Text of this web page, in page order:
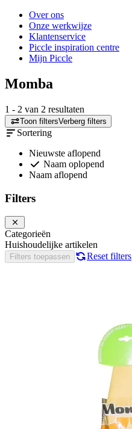
Over ons
Onze werkwijze
Klantenservice
Piccle inspiration centre
Mijn Piccle
Momba
1 - 2 van 2 resultaten
Toon filtersVerberg filters
Sortering
Nieuwste aflopend
Naam oplopend
Naam aflopend
Filters
Categorieën
Huishoudelijke artikelen
Filters toepassen Reset filters